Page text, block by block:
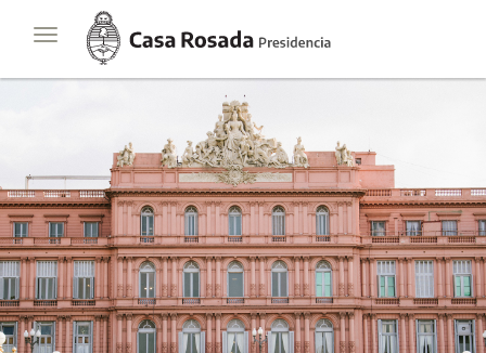
Toggle
navigation
Casa
Rosada
Presidencia
de